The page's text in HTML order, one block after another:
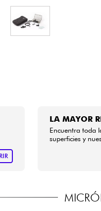
LA MAYOR
Encuentra toda
superficies y